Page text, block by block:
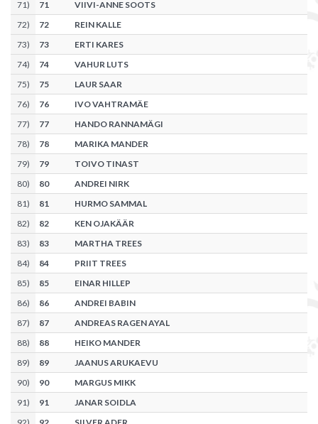
71) 71
VIIVI-ANNE SOOTS
72) 72
REIN KALLE
73) 73
ERTI KARES
74) 74
VAHUR LUTS
75) 75
LAUR SAAR
76) 76
IVO VAHTRAMÄE
77) 77
HANDO RANNAMÄGI
78) 78
MARIKA MANDER
79) 79
TOIVO TINAST
80) 80
ANDREI NIRK
81) 81
HURMO SAMMAL
82) 82
KEN OJAKÄÄR
83) 83
MARTHA TREES
84) 84
PRIIT TREES
85) 85
EINAR HILLEP
86) 86
ANDREI BABIN
87) 87
ANDREAS RAGEN AYAL
88) 88
HEIKO MANDER
89) 89
JAANUS ARUKAEVU
90) 90
MARGUS MIKK
91) 91
JANAR SOIDLA